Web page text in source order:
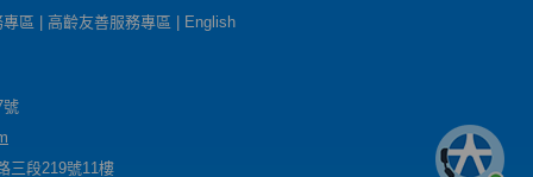
區 高齡友善服務專區 English
號
三段219號11樓